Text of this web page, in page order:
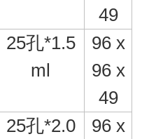
49
25孔*1.5
ml
96 x
96 x
49
25孔*2.0
96 x